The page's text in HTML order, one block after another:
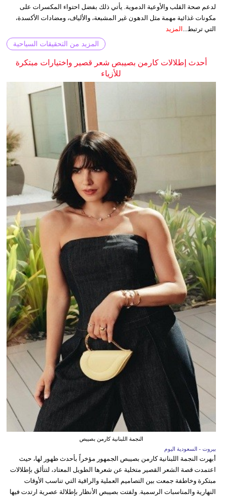
لدعم صحة القلب والأوعية الدموية. يأتي ذلك بفضل احتواء المكسرات على
مكونات غذائية مهمة مثل الدهون غير المشبعة، والألياف، ومضادات الأكسدة،
التي ترتبط... المزيد
المزيد من التحقيقات السياحية
أحدث إطلالات كارمن بصيبص شعر قصير واختيارات مبتكرة
للأزياء
النجمة اللبنانية كارمن بصيبص
بيروت - السعودية اليوم
أبهرت النجمة اللبنانية كارمن بصيبص الجمهور مؤخراً بأحدث ظهور لها، حيث
اعتمدت قصة الشعر القصير متخلية عن شعرها الطويل المعتاد، لتتألق بإطلالات
مبتكرة وخاطفة جمعت بين التصاميم العملية والراقية التي تناسب الأوقات
النهارية والمناسبات الرسمية. ولفتت بصيبص الأنظار بإطلالة عصرية ارتدت فيها